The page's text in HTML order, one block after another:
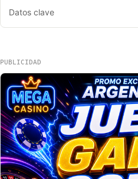
Datos clave
PUBLICIDAD